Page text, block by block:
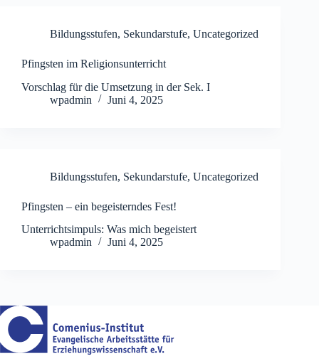
Bildungsstufen, Sekundarstufe, Uncategorized
Pfingsten im Religionsunterricht
Vorschlag für die Umsetzung in der Sek. I
wpadmin
Juni 4, 2025
Bildungsstufen, Sekundarstufe, Uncategorized
Pfingsten – ein begeisterndes Fest!
Unterrichtsimpuls: Was mich begeistert
wpadmin
Juni 4, 2025